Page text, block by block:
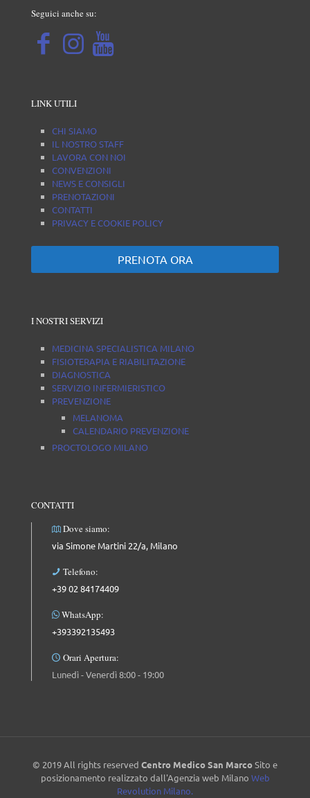
Seguici anche su:
LINK UTILI
CHI SIAMO
IL NOSTRO STAFF
LAVORA CON NOI
CONVENZIONI
NEWS E CONSIGLI
PRENOTAZIONI
CONTATTI
PRIVACY E COOKIE POLICY
PRENOTA ORA
I NOSTRI SERVIZI
MEDICINA SPECIALISTICA MILANO
FISIOTERAPIA E RIABILITAZIONE
DIAGNOSTICA
SERVIZIO INFERMIERISTICO
PREVENZIONE
MELANOMA
CALENDARIO PREVENZIONE
PROCTOLOGO MILANO
CONTATTI
Dove siamo:
via Simone Martini 22/a, Milano
Telefono:
+39 02 84174409
WhatsApp:
+393392135493
Orari Apertura:
Lunedì - Venerdì 8:00 - 19:00
© 2019 All rights reserved Centro Medico San MarcoSito e
posizionamento realizzato dall'Agenzia web Milano Web
Revolution Milano.